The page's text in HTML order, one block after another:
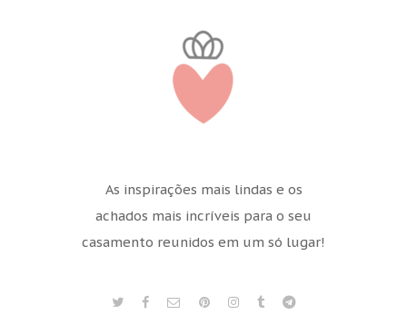
As inspirações mais lindas e os
achados mais incríveis para o seu
casamento reunidos em um só lugar!